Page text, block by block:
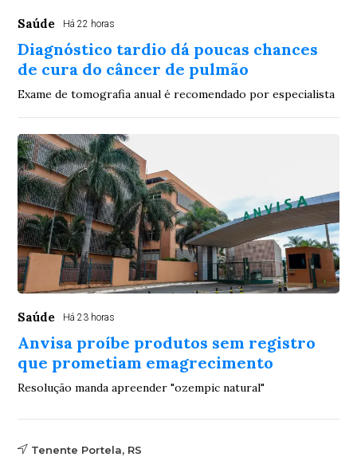
Saúde Há 22 horas
Diagnóstico tardio dá poucas chances
de cura do câncer de pulmão
Exame de tomografia anual é recomendado por especialista
Saúde Há 23 horas
Anvisa proíbe produtos sem registro
que prometiam emagrecimento
Resolução manda apreender "ozempic natural"
Tenente Portela, RS